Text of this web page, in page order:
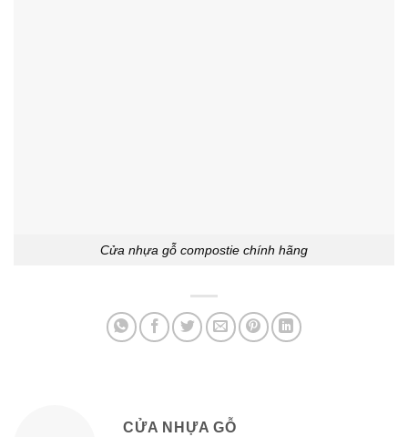
Cửa nhựa gỗ compostie chính hãng
CỬA NHỰA GỖ